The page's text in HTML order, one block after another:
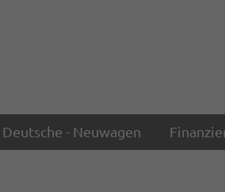
Deutsche - Neuwagen